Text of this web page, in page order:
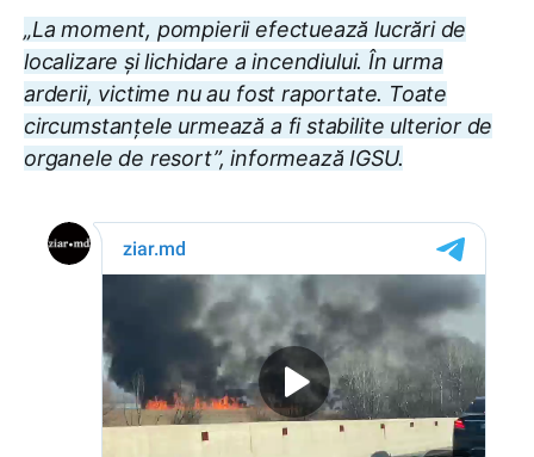
„La moment, pompierii efectuează lucrări de
localizare și lichidare a incendiului. În urma
arderii, victime nu au fost raportate. Toate
circumstanțele urmează a fi stabilite ulterior de
organele de resort”, informează IGSU.